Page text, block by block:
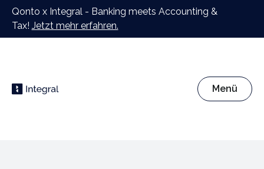
Qonto x Integral - Banking meets Accounting &
Tax! Jetzt mehr erfahren.
Menü